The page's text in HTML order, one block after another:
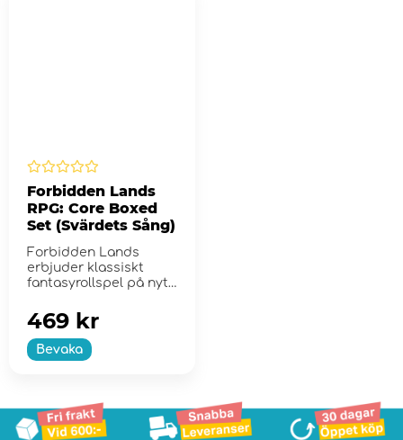
Forbidden Lands
RPG: Core Boxed
Set (Svärdets Sång)
Forbidden Lands
erbjuder klassiskt
fantasyrollspel på nytt
Bevaka
469 kr